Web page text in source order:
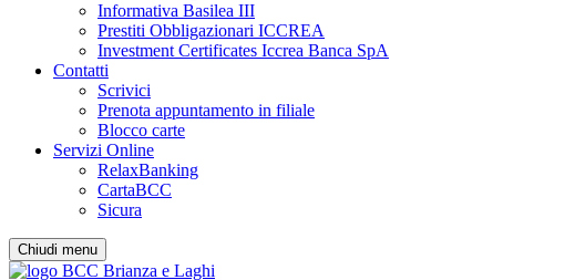
Informativa Basilea III
Prestiti Obbligazionari ICCREA
Investment Certificates Iccrea Banca SpA
Contatti
Scrivici
Prenota appuntamento in filiale
Blocco carte
Servizi Online
RelaxBanking
CartaBCC
Sicura
Chiudi menu